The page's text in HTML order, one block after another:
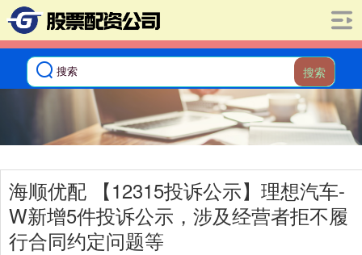
搜索
海顺优配 【12315投诉公示】理想汽车-
W新增5件投诉公示，涉及经营者拒不履
行合同约定问题等